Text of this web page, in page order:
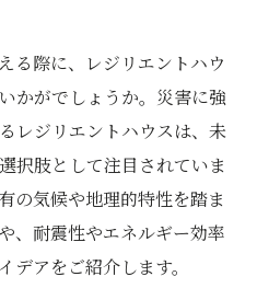
る際に、レジリエントハウ
かがでしょうか。災害に強
レジリエントハウスは、未
択肢として注目されていま
の気候や地理的特性を踏ま
、耐震性やエネルギー効率
デアをご紹介します。